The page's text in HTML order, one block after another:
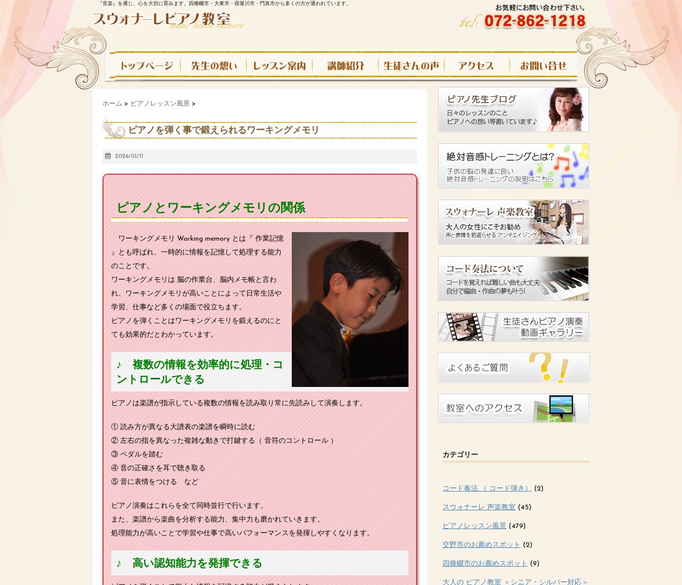
『音楽』を通じ、心を大切に育みます。四條畷市・大東市・寝屋川市・門真市から多くの方が通われています。
ホーム > ピアノレッスン風景 >
ピアノを弾く事で鍛えられるワーキングメモリ
2026/01/11
ピアノとワーキングメモリの関係
ワーキングメモリ Working memory とは『 作業記憶
』とも呼ばれ、一時的に情報を記憶して処理する能力
のことです。
ワーキングメモリは 脳の作業台、脳内メモ帳と言わ
れ、ワーキングメモリが高いことによって日常生活や
学習、仕事など多くの場面で役立ちます。
ピアノを弾くことはワーキングメモリを鍛えるのにと
ても効果的だとわかっています。
♪ 複数の情報を効率的に処理・コ
ントロールできる
ピアノは楽譜が指示している複数の情報を読み取り常に先読みして演奏します。
① 読み方が異なる大譜表の楽譜を瞬時に読む
② 左右の指を異なった複雑な動きで打鍵する（ 音符のコントロール ）
③ ペダルを踏む
④ 音の正確さを耳で聴き取る
⑤ 音に表情をつける など
ピアノ演奏はこれらを全て同時並行で行います。
また、楽譜から楽曲を分析する能力、集中力も磨かれていきます。
処理能力が高いことで学習や仕事で高いパフォーマンスを発揮しやすくなります。
♪ 高い認知能力を発揮できる
カテゴリー
コード奏法 （ コード弾き） (2)
スウォナーレ 声楽教室 (45)
ピアノレッスン風景 (479)
交野市のお薦めスポット (2)
四條畷市のお薦めスポット (9)
大人の ピアノ教室 ＜シニア・シルバー対応＞